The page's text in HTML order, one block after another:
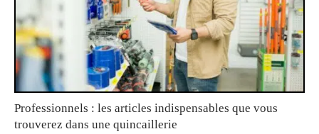
Professionnels : les articles indispensables que vous
trouverez dans une quincaillerie